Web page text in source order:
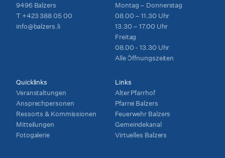
9496 Balzers
T +423 388 05 00
info@balzers.li
Montag – Donnerstag
08.00 – 11.30 Uhr
13.30 – 17.00 Uhr
Freitag
08.00 - 13.30 Uhr
Alle Öffnungszeiten
Quicklinks
Veranstaltungen
Ansprechpersonen
Ressorts & Kommissionen
Mitteilungen
Fotogalerie
Links
Alter Pfarrhof
Pfarrei Balzers
Feuerwehr Balzers
Gemeindekanal
Virtuelles Balzers